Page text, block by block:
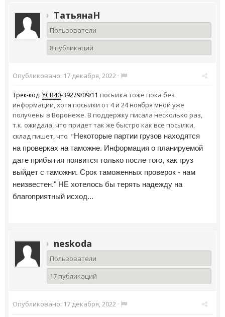
ТатьянаН
Пользователи
8 публикаций
Опубликовано: 17 декабря, 2022 ·
Трек-код: YCB40-39279/09/11 посылка тоже пока без
информации, хотя посылки от 4 и 24 ноября мной уже
получены в Воронеже. В поддержку писала несколько раз,
т.к. ожидала, что придет так же быстро как все посылки,
склад пишет, что "Некоторые партии грузов находятся
на проверках на таможне. Информация о планируемой
дате прибытия появится только после того, как груз
выйдет с таможни. Срок таможенных проверок - нам
неизвестен." НЕ хотелось бы терять надежду на
благоприятный исход...
neskoda
Пользователи
17 публикаций
Опубликовано: 17 декабря, 2022 ·